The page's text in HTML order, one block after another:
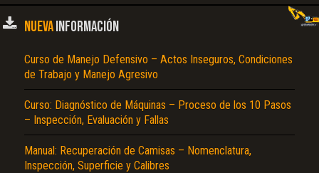
NUEVAINFORMACIÓN
Curso de Manejo Defensivo – Actos Inseguros, Condiciones
de Trabajo y Manejo Agresivo
Curso: Diagnóstico de Máquinas – Proceso de los 10 Pasos
– Inspección, Evaluación y Fallas
Manual: Recuperación de Camisas – Nomenclatura,
Inspección, Superficie y Calibres